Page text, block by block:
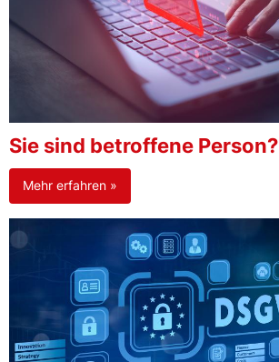
Sie sind betroffene Person?
Mehr erfahren »